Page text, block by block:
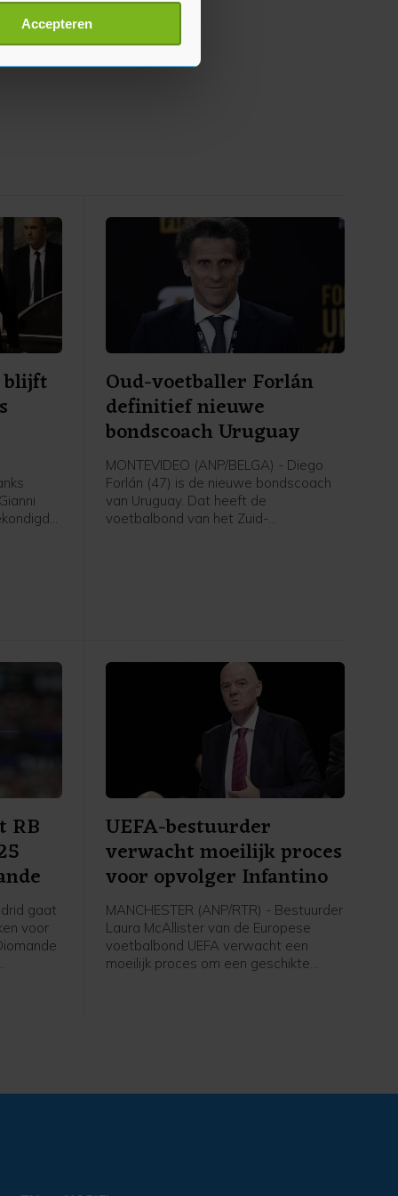
detailgedeelte
Accepteren
blijft Oud-voetballer Forlán
definitief nieuwe
bondscoach Uruguay
MONTEVIDEO (ANP/BELGA) - Diego
Forlán (47) is de nieuwe bondscoach
van Uruguay. Dat heeft de
voetbalbond van het Zuid-
RB
gaat
voor
103
UEFA-bestuurder
verwacht moeilijk proces
voor opvolger Infantino
MANCHESTER (ANP/RTR) - Bestuurder
Laura McAllister van de Europese
voetbalbond UEFA verwacht een
moeilijk proces om een geschikte